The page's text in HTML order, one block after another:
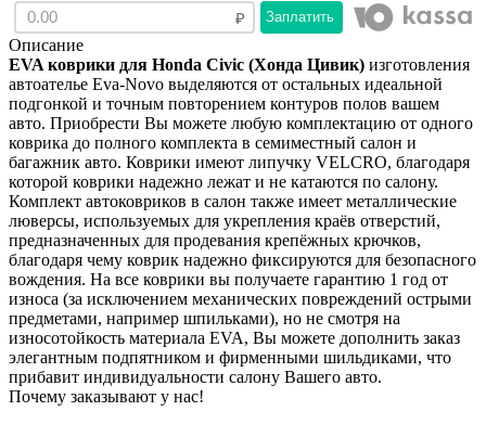
Заплатить
Описание
EVA коврики для Honda Civic (Хонда Цивик) изготовления
автоателье Eva-Novo выделяются от остальных идеальной
подгонкой и точным повторением контуров полов вашем
авто. Приобрести Вы можете любую комплектацию от одного
коврика до полного комплекта в семиместный салон и
багажник авто. Коврики имеют липучку VELCRO, благодаря
которой коврики надежно лежат и не катаются по салону.
Комплект автоковриков в салон также имеет металлические
люверсы, используемых для укрепления краёв отверстий,
предназначенных для продевания крепёжных крючков,
благодаря чему коврик надежно фиксируются для безопасного
вождения. На все коврики вы получаете гарантию 1 год от
износа (за исключением механических повреждений острыми
предметами, например шпильками), но не смотря на
износотойкость материала EVA, Вы можете дополнить заказ
элегантным подпятником и фирменными шильдиками, что
прибавит индивидуальности салону Вашего авто.
Почему заказывают у нас!